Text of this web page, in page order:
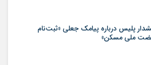
پلیس درباره پیامک جعلی «ثبت‌نام
ملی مسکن»